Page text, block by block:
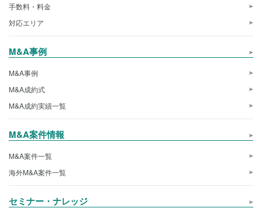
手数料・料金
対応エリア
M&A事例
M&A事例
M&A成約式
M&A成約実績一覧
M&A案件情報
M&A案件一覧
海外M&A案件一覧
セミナー・ナレッジ